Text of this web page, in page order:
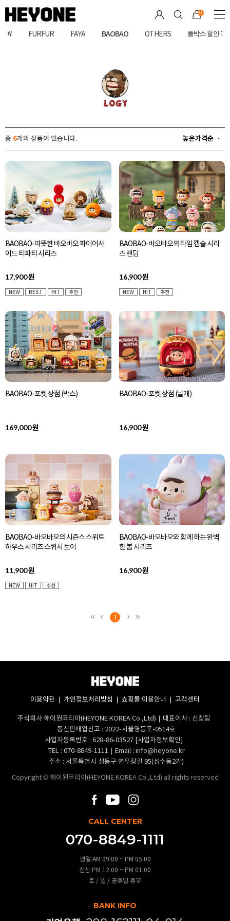
0
JOY FURFUR FAYA BAOBAO OTHERS 풀박스 할인 대
총 6개의 상품이 있습니다. 높은가격순
BAOBAO-따뜻한 바오바오 파이어사
이드 티파티 시리즈
17,900원
NEW BEST HIT 추천
BAOBAO-바오바오의 타임 캡슐 시리
즈 랜덤
16,900원
NEW HIT 추천
BAOBAO-포켓 상점 (박스)
169,000원
BAOBAO-포켓 상점 (낱개)
16,900원
BAOBAO-바오바오의 시즌스 스위트
하우스 시리즈 스퀴시 토이
11,900원
NEW HIT 추천
BAOBAO-바오바오와 함께 하는 완벽
한 봄 시리즈
16,900원
<< < 1 > >>
이용약관 개인정보처리방침 쇼핑몰 이용안내 고객센터
주식회사 해이원코리아(HEYONE KOREA Co.,Ltd)
대표이사 : 신창림
통신판매업신고 : 2022-서울영등포-0514호
사업자등록번호 : 628-86-03527 [사업자정보확인]
TEL : 070-8849-1111 Email : info@heyone.kr
주소 : 서울특별시 성동구 연무장길 95(성수동2가)
Copyright © 해이원코리아(HEYONE KOREA Co.,Ltd) all rights reserved
CALL CENTER
070-8849-1111
평일 AM 09:00 ~ PM 05:00
점심 PM 12:00 ~ PM 01:00
토 / 일 / 공휴일 휴무
BANK INFO